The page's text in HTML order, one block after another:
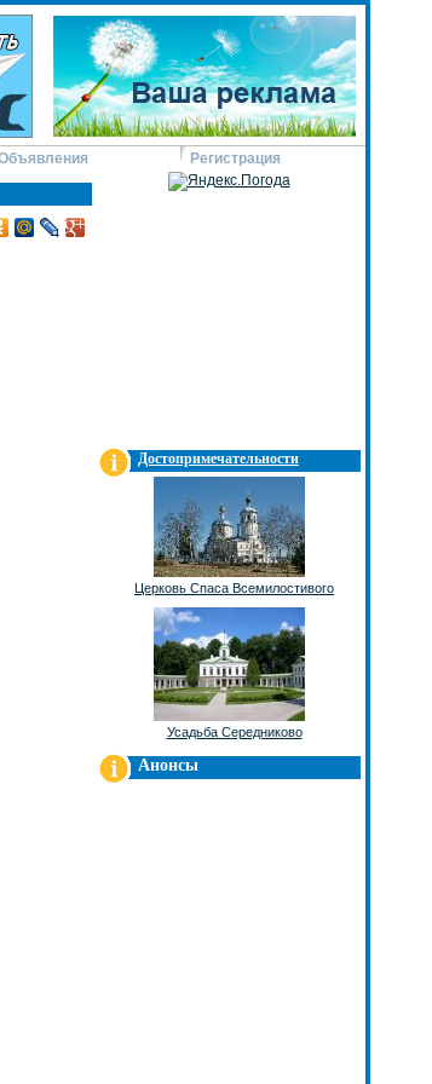
Регистрация
Достопримечательности
Церковь Спаса Всемилостивого
Усадьба Середниково
Анонсы